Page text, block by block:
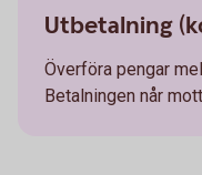
Utbetalning
Överföra pengar
Betalningen når